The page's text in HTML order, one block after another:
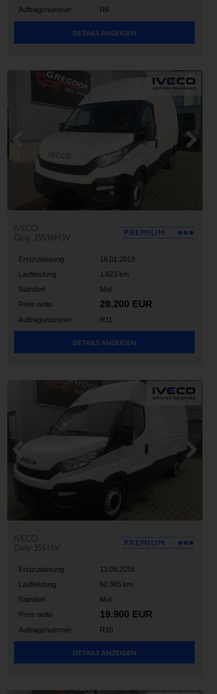
Auftragsnummer R6
DETAILS ANZEIGEN
Next
IVECO
Daily 35S16H3V
Erstzulassung
18.01.2019
Laufleistung
1.623 km
Standort
Mol
Preis netto
29.200 EUR
Auftragsnummer R11
DETAILS ANZEIGEN
Previous
IVECO
Daily 35S15V
Erstzulassung
13.09.2016
Laufleistung
62.965 km
Standort
Mol
Preis netto
19.900 EUR
Auftragsnummer R10
DETAILS ANZEIGEN